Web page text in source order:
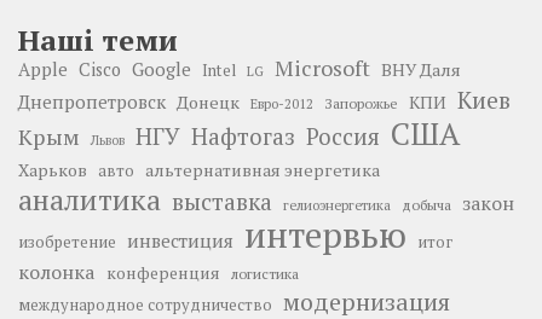
Наші теми
Apple Cisco Google Intel LG Microsoft ВНУ Даля
Днепропетровск Донецк Евро-2012 Запорожье КПИ Киев
Крым Львов НГУ Нафтогаз Россия США
Харьков авто альтернативная энергетика
аналитика выставка гелиоэнергетика добыча закон
изобретение инвестиция интервью итог
колонка конференция логистика
международное сотрудничество модернизация